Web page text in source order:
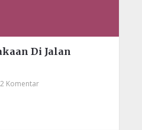
Di Jalan
2 Komentar